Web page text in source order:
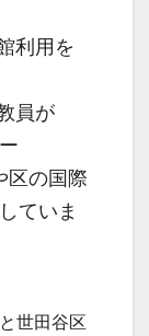
利用を
員が
区の国際
ていま
世田谷区